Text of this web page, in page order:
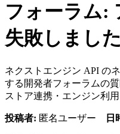
フォーラム:
失敗しました
ネクストエンジン API の
する開発者フォーラムの
ストア連携・エンジン利
投稿者: 匿名ユーザー 日